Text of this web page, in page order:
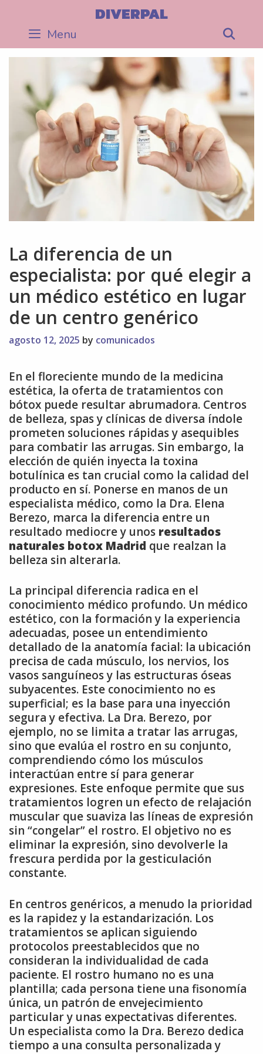
content
DIVERPAL
Menu
La diferencia de un
especialista: por qué elegir a
un médico estético en lugar
de un centro genérico
agosto 12, 2025 by comunicados
En el floreciente mundo de la medicina
estética, la oferta de tratamientos con
bótox puede resultar abrumadora. Centros
de belleza, spas y clínicas de diversa índole
prometen soluciones rápidas y asequibles
para combatir las arrugas. Sin embargo, la
elección de quién inyecta la toxina
botulínica es tan crucial como la calidad del
producto en sí. Ponerse en manos de un
especialista médico, como la Dra. Elena
Berezo, marca la diferencia entre un
resultado mediocre y unos resultados
naturales botox Madrid que realzan la
belleza sin alterarla.
La principal diferencia radica en el
conocimiento médico profundo. Un médico
estético, con la formación y la experiencia
adecuadas, posee un entendimiento
detallado de la anatomía facial: la ubicación
precisa de cada músculo, los nervios, los
vasos sanguíneos y las estructuras óseas
subyacentes. Este conocimiento no es
superficial; es la base para una inyección
segura y efectiva. La Dra. Berezo, por
ejemplo, no se limita a tratar las arrugas,
sino que evalúa el rostro en su conjunto,
comprendiendo cómo los músculos
interactúan entre sí para generar
expresiones. Este enfoque permite que sus
tratamientos logren un efecto de relajación
muscular que suaviza las líneas de expresión
sin “congelar” el rostro. El objetivo no es
eliminar la expresión, sino devolverle la
frescura perdida por la gesticulación
constante.
En centros genéricos, a menudo la prioridad
es la rapidez y la estandarización. Los
tratamientos se aplican siguiendo
protocolos preestablecidos que no
consideran la individualidad de cada
paciente. El rostro humano no es una
plantilla; cada persona tiene una fisonomía
única, un patrón de envejecimiento
particular y unas expectativas diferentes.
Un especialista como la Dra. Berezo dedica
tiempo a una consulta personalizada y